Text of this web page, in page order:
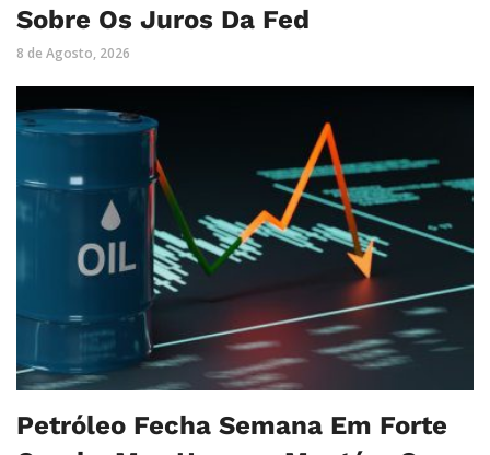
Sobre Os Juros Da Fed
8 de Agosto, 2026
Petróleo Fecha Semana Em Forte